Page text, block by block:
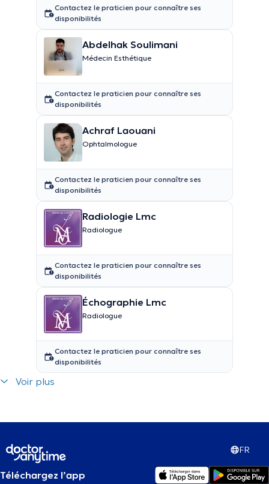
Contactez le praticien pour connaître ses
disponibilités
Abdelhak Soulimani
Médecin Esthétique
Contactez le praticien pour connaître ses
disponibilités
Achraf Laouani
Ophtalmologue
Contactez le praticien pour connaître ses
disponibilités
Radiologie Lmc
Radiologue
Contactez le praticien pour connaître ses
disponibilités
Échographie Lmc
Radiologue
Contactez le praticien pour connaître ses
disponibilités
Voir plus
FR
Téléchargez l’app